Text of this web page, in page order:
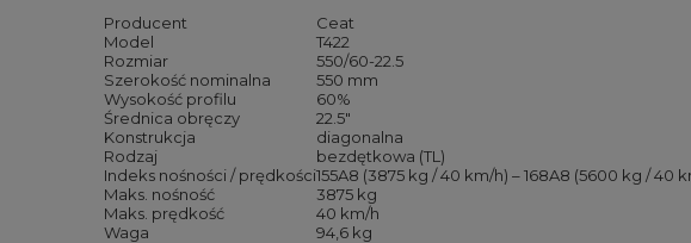
Producent
Ceat
Model
T422
Rozmiar
550/60-22.5
Szerokość nominalna
550 mm
Wysokość profilu
60%
Średnica obręczy
22.5″
Konstrukcja
diagonalna
Rodzaj
bezdętkowa (TL)
Indeks nośności / prędkości155A8 (3875 kg / 40 km/h) – 168A8 (5600 kg / 40
Maks. nośność
3875 kg
Maks. prędkość
40 km/h
Waga
94,6 kg